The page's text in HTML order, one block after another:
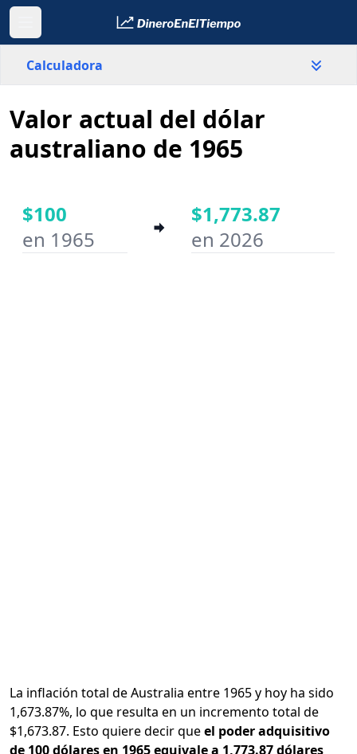
Calculadora
Australia
País
Año inicial
Valor actual del dólar
australiano de 1965
$100
en 1965
$1,773.87
en 2026
La inflación total de Australia entre 1965 y hoy ha sido
1,673.87%, lo que resulta en un incremento total de
$1,673.87. Esto quiere decir queel poder adquisitivo
de 100 dólares en 1965 equivale a 1,773.87 dólares